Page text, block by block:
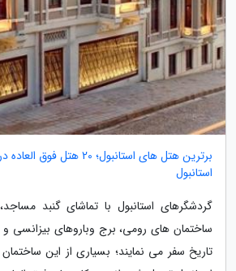
برترین هتل های استانبول؛ 20
استانبول
گردشگرهای استانبول با تماشای گنبد
ساختمان های رومی، برج وباروهای بیزانسی
تاریخ سفر می نمایند؛ بسیاری از این